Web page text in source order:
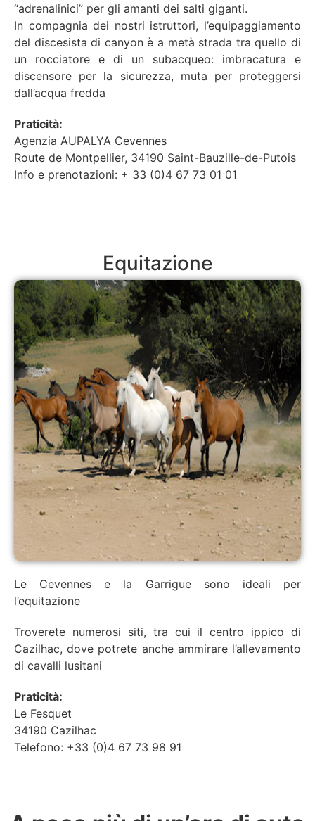
“adrenalinici” per gli amanti dei salti giganti.
In compagnia dei nostri istruttori, l’equipaggiamento
del discesista di canyon è a metà strada tra quello di
un rocciatore e di un subacqueo: imbracatura e
discensore per la sicurezza, muta per proteggersi
dall’acqua fredda
Praticità:
Agenzia AUPALYA Cevennes
Route de Montpellier, 34190 Saint-Bauzille-de-Putois
Info e prenotazioni: + 33 (0)4 67 73 01 01
Equitazione
Le Cevennes e la Garrigue sono ideali per
l’equitazione
Troverete numerosi siti, tra cui il centro ippico di
Cazilhac, dove potrete anche ammirare l’allevamento
di cavalli lusitani
Praticità:
Le Fesquet
34190 Cazilhac
Telefono: +33 (0)4 67 73 98 91